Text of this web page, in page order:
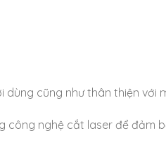
cũng như thân thiện với
công nghệ cắt laser để đảm